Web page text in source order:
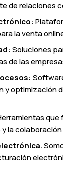
de relaciones
la venta
Soluciones
de las
y optimización
que
la colaboración